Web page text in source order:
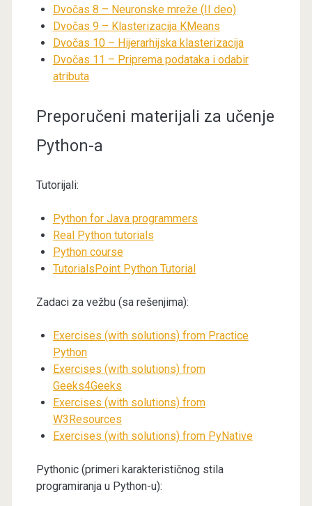
Dvočas 8 – Neuronske mreže (II deo)
Dvočas 9 – Klasterizacija KMeans
Dvočas 10 – Hijerarhijska klasterizacija
Dvočas 11 – Priprema podataka i odabir
atributa
Preporučeni materijali za učenje
Python-a
Tutorijali:
Python for Java programmers
Real Python tutorials
Python course
TutorialsPoint Python Tutorial
Zadaci za vežbu (sa rešenjima):
Exercises (with solutions) from Practice
Python
Exercises (with solutions) from
Geeks4Geeks
Exercises (with solutions)from
W3Resources
Exercises (with solutions)from PyNative
Pythonic (primeri karakterističnog stila
programiranja u Python-u):